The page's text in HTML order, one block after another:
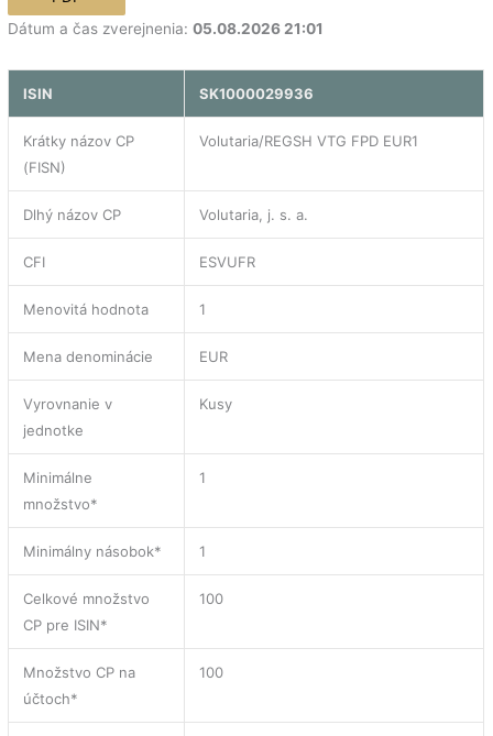
Dátum a čas zverejnenia:05.08.2026 21:01
ISIN SK1000029936
Krátky názov CP
(FISN)
Volutaria/REGSH VTG FPD EUR1
Dlhý názov CP Volutaria, j. s. a.
CFI ESVUFR
Menovitá hodnota 1
Mena denominácie EUR
Vyrovnanie v
jednotke
Kusy
Minimálne
množstvo*
1
Minimálny násobok* 1
Celkové množstvo
CP pre ISIN*
100
Množstvo CP na
účtoch*
100